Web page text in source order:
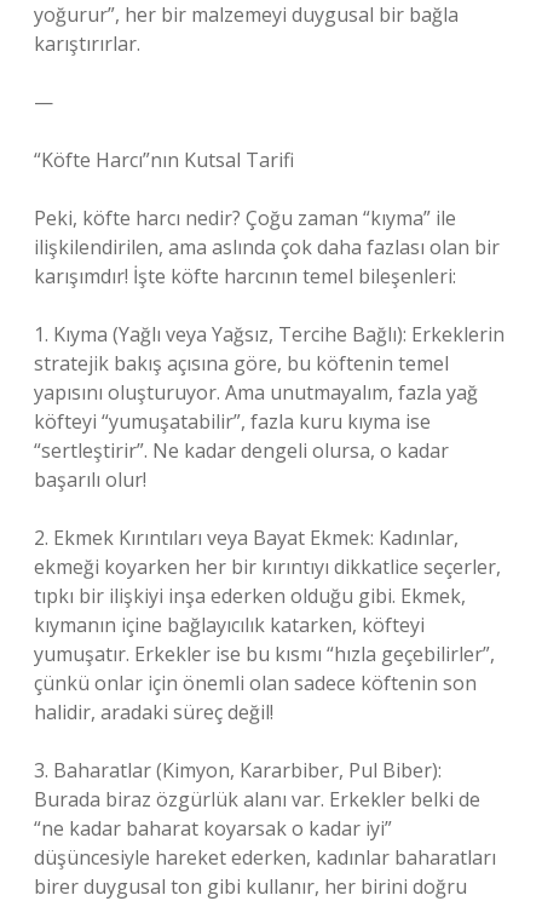
yoğurur”, her bir malzemeyi duygusal bir bağla
karıştırırlar.
—
“Köfte Harcı”nın Kutsal Tarifi
Peki, köfte harcı nedir? Çoğu zaman “kıyma” ile
ilişkilendirilen, ama aslında çok daha fazlası olan bir
karışımdır! İşte köfte harcının temel bileşenleri:
1. Kıyma (Yağlı veya Yağsız, Tercihe Bağlı): Erkeklerin
stratejik bakış açısına göre, bu köftenin temel
yapısını oluşturuyor. Ama unutmayalım, fazla yağ
köfteyi “yumuşatabilir”, fazla kuru kıyma ise
“sertleştirir”. Ne kadar dengeli olursa, o kadar
başarılı olur!
2. Ekmek Kırıntıları veya Bayat Ekmek: Kadınlar,
ekmeği koyarken her bir kırıntıyı dikkatlice seçerler,
tıpkı bir ilişkiyi inşa ederken olduğu gibi. Ekmek,
kıymanın içine bağlayıcılık katarken, köfteyi
yumuşatır. Erkekler ise bu kısmı “hızla geçebilirler”,
çünkü onlar için önemli olan sadece köftenin son
halidir, aradaki süreç değil!
3. Baharatlar (Kimyon, Kararbiber, Pul Biber):
Burada biraz özgürlük alanı var. Erkekler belki de
“ne kadar baharat koyarsak o kadar iyi”
düşüncesiyle hareket ederken, kadınlar baharatları
birer duygusal ton gibi kullanır, her birini doğru